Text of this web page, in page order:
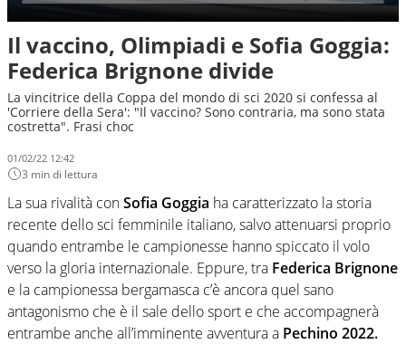
Il vaccino, Olimpiadi e Sofia Goggia:
Federica Brignone divide
La vincitrice della Coppa del mondo di sci 2020 si confessa al
'Corriere della Sera': "Il vaccino? Sono contraria, ma sono stata
costretta". Frasi choc
01/02/22 12:42
3 min di lettura
La sua rivalità conSofia Goggia ha caratterizzato la storia
recente dello sci femminile italiano, salvo attenuarsi proprio
quando entrambe le campionesse hanno spiccato il volo
verso la gloria internazionale. Eppure, tra Federica Brignone
e la campionessa bergamasca c’è ancora quel sano
antagonismo che è il sale dello sport e che accompagnerà
entrambe anche all’imminente avventura a Pechino 2022.